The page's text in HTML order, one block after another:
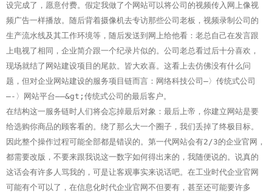
设完成了，愿意付费。 假定我做了个网站可以将公司的视频传入网上像视
频广告一样播放。随后背着摄像机去专访那些公司老板，视频录制公司的
生产流水线及其工作环境等，随后发送到网上给他看：老总自己在发言跟
上电视了相同，企业简介跟一个纪录片似的。公司老总看过后十分喜欢，
现场就结了网站建设项目的尾款。皆大欢喜。 这看上去仿佛没有什么问
题，但对企业网站建设的服务项目链而言：网络科技公司—〉传统式公司
—-〉网站平台—–&gt;传统式公司的最后客户。
在结构这一服务链时人们将会忘掉最后对象：最后上帝，你建立网站是要
给选购你商品的顾客看的。 绕了那么大一个圈子，我们丢掉了终极目标。
因此整个操作过程可能全部都是错误的。第一代网站会有2/3的企业官网，
都需要改版，不要来跟我说这一数字如何得出来的，我随便说的。说真的
这话会有许多人骂我的，可是让客观事实来说话吧。 在工业时代企业官网
可能有个可以了，在信息化时代企业官网不但要有，甚至还可能要许多